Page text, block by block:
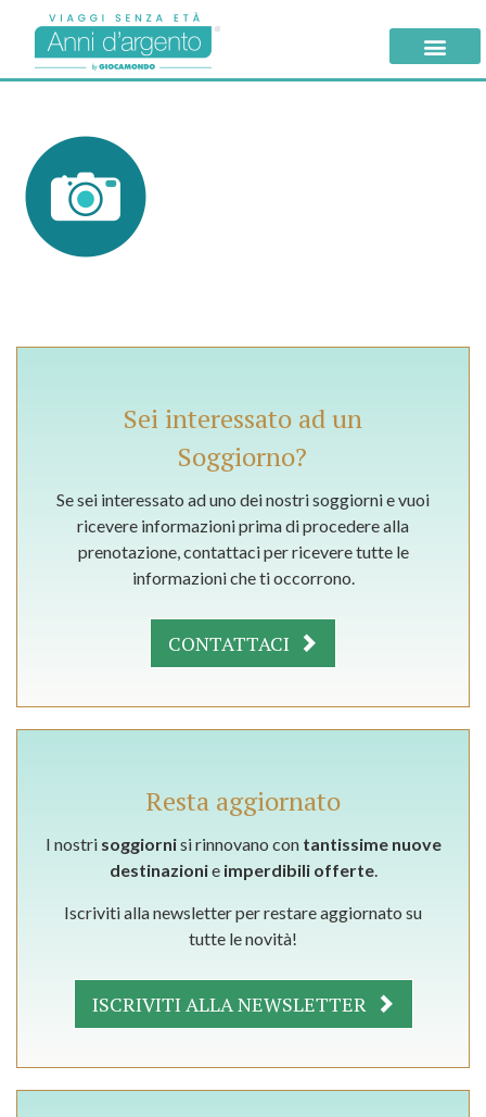
Sei interessato ad un
Soggiorno?
Se sei interessato ad uno dei nostri soggiorni e vuoi
ricevere informazioni prima di procedere alla
prenotazione, contattaci per ricevere tutte le
informazioni che ti occorrono.
CONTATTACI
Resta aggiornato
I nostri soggiornisi rinnovano con tantissime nuove
destinazionie imperdibili offerte.
Iscriviti alla newsletter per restare aggiornato su
tutte le novità!
ISCRIVITI ALLA NEWSLETTER